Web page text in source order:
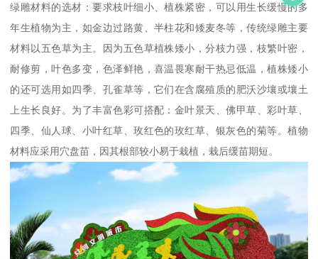
绿雕材料的选材：要求枝叶细小、植株紧密，可以用生长缓慢的多
年生植物为主，如金边过路黄、半柱花和矮麦冬等，传统绿雕主要
材料以五色草为主。因为五色草植株矮小，分枝力强，枝繁叶密，
耐修剪，叶色多变，色泽鲜艳，喜温畏寒耐干热忌低温，植株矮小
的还可选用如四季、孔雀草等，它们在含腐殖质的肥沃沙壤或壤土
上生长良好。为了丰富色彩可搭配：金叶景天、佛甲草、彩叶草、
四季、仙人球、小叶红草、玫红色的玫红草、银灰色的菊等。植物
材料应采用穴盘苗，因其根部较小易于栽植，栽后缓苗期短。